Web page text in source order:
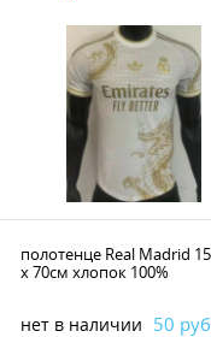
полотенце Real Madrid 150см
х 70см хлопок 100%
нет в наличии 50 руб